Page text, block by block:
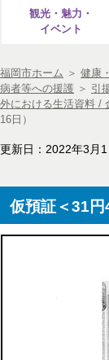
観光・魅力・
イベント
福岡市ホーム ＞ 健康
病者等への援護 ＞ 引
外における生活資料 /
16日）
更新日：2022年3月1
仮預証＜31円